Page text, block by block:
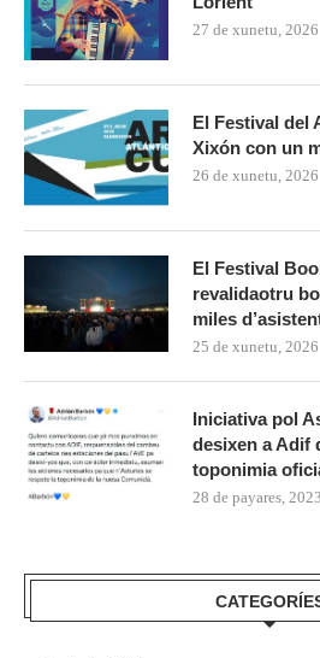
27 de xunetu, 2026
El Festival del
Xixón con un
26 de xunetu, 2026
El Festival
revalidaotru
miles
25 de xunetu, 2026
Iniciativa pol
desixen a Adif
toponimia
28 de payares, 2023